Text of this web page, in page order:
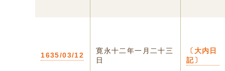
1635/03/12
寛永十二年一月二十三
日
〔大内日
記〕